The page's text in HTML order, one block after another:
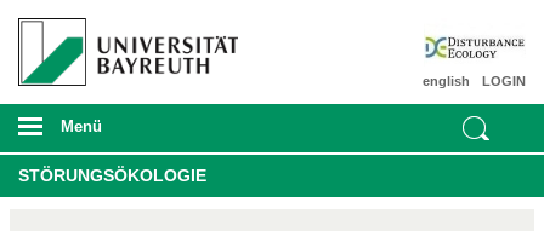
LOGIN
english
Menü
STÖRUNGSÖKOLOGIE